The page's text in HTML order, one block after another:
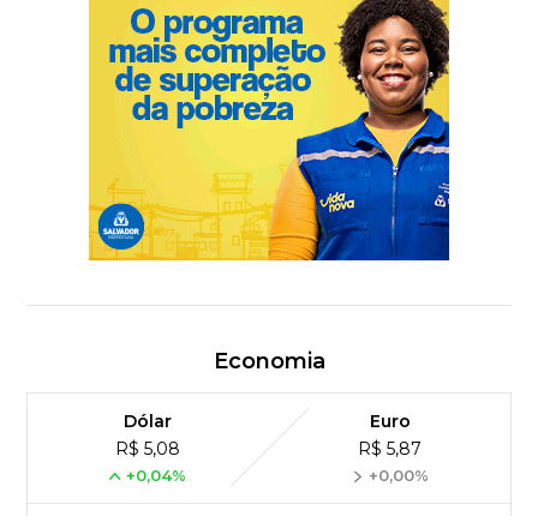
Economia
Dólar
R$ 5,08
+0,04%
Euro
R$ 5,87
+0,00%